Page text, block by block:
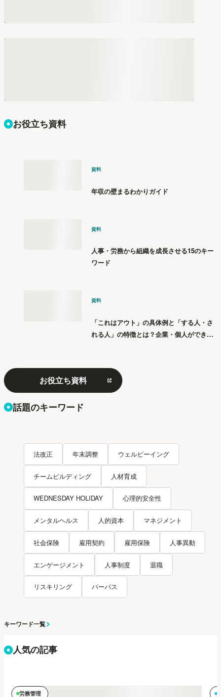
お役立ち資料
資料
年収の壁まるわかりガイド
資料
人事・労務から組織を成長させる15のキー
ワード
資料
「これはアウト」の具体例と「する人・さ
れる人」の特徴とは？企業・個人ができる
お役立ち資料
話題のキーワード
法改正 年末調整 ウェルビーイング
チームビルディング 人材育成
WEDNESDAY HOLIDAY 心理的安全性
メンタルヘルス 人的資本 マネジメント
社会保険 雇用契約 雇用保険 人事異動
エンゲージメント 人事制度 退職
リスキリング パーパス
キーワード一覧
人気の記事
労務管理